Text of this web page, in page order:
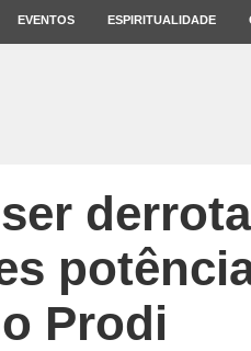
EVENTOS ESPIRITUALIDADE
Prodi